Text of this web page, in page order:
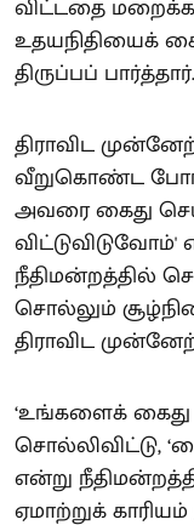
விட்டதை மறைக்க
உதயநிதியைக்
திருப்பப் பார்த்தார்.
திராவிட
வீறுகொண்ட
அவரை கைது
நீதிமன்றத்தில்
சொல்லும்
திராவிட
‘உங்களைக் கைது
சொல்லிவிட்டு,
என்று
ஏமாற்றுக் காரியம்